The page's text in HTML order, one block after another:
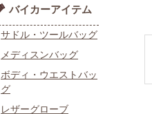
バイカーアイテム
サドル・ツールバッグ
メディスンバッグ
ボディ・ウエストバッ
グ
レザーグローブ